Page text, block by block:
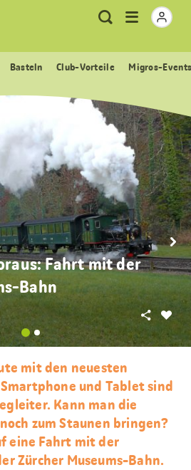
Meta
Navigation
Suche
Menu
öffnen
Basteln Club-Vorteile Migros-
Fahrt mit der
Bahn
Teilen
mit den neuesten
und Tablet sind
Kann man die
zum Staunen bringen?
eine Fahrt mit der
Zürcher Museums-Bahn.